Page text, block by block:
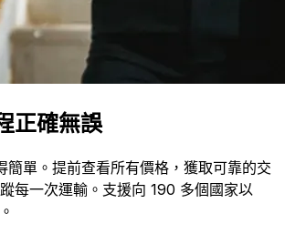
正確無誤
簡單。提前查看所有價格，獲取可靠的交
每一次運輸。支援向 190 多個國家以